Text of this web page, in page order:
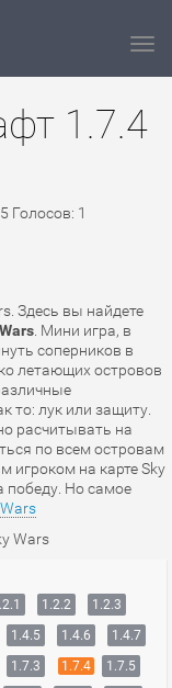
1.7.4
5 Голосов: 1
Здесь вы найдете
. Мини игра, в
соперников в
летающих островов
то: лук или защиту.
расчитывать на
по всем островам
на карте Sky
победу. Но самое
Wars
1.2.2
1.2.3
1.4.5 1.4.6
1.4.7
1.7.3 1.7.4
1.7.5